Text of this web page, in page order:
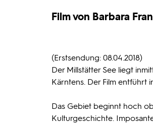
Film von Barbara
(Erstsendung: 08.04.2018)
Der Millstätter See liegt
Kärntens. Der Film entführt
Das Gebiet beginnt hoch
Kulturgeschichte.